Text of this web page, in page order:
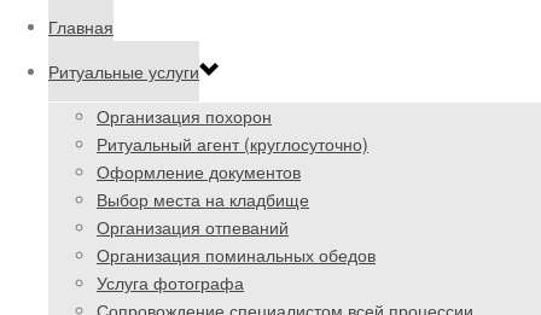
Главная
Ритуальные услуги
Организация похорон
Ритуальный агент (круглосуточно)
Оформление документов
Выбор места на кладбище
Организация отпеваний
Организация поминальных обедов
Услуга фотографа
Сопровождение специалистом всей процессии